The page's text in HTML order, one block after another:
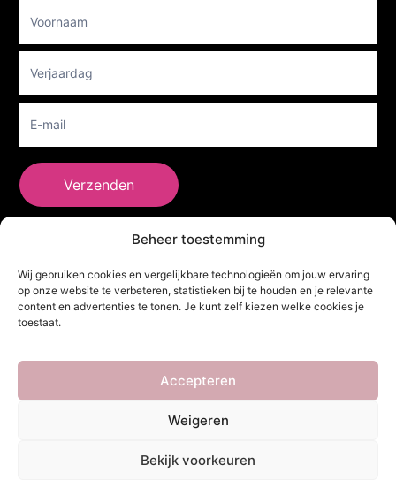
Beheer toestemming
Wij gebruiken cookies en vergelijkbare technologieën om jouw ervaring
op onze website te verbeteren, statistieken bij te houden en je relevante
content en advertenties te tonen. Je kunt zelf kiezen welke cookies je
toestaat.
Accepteren
Weigeren
Bekijk voorkeuren
Newsletter
Verzenden
Adres
. Alle rechten voorbehouden. Powered by
Webdesigner &YHDS